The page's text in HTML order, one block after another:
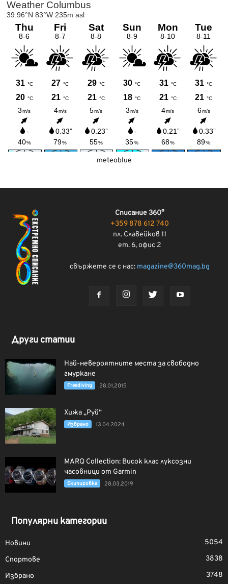
meteoblue
Списание 360°
+359 878 612 740
пл. Славейков 11
ет. 6, офис 2
свържете се с нас: magazine@360mag.bg
Други статии
Най-невероятните места за свободно
гмуркане
Freediving 28.01.2015
Хижа „Руй“
Избрано 13.04.2024
MARQ Collection: Висок клас луксозни
часовници от Garmin
Екипировка 28.03.2019
Популярни категории
Новини
5054
Спортове
3838
Избрано
3748